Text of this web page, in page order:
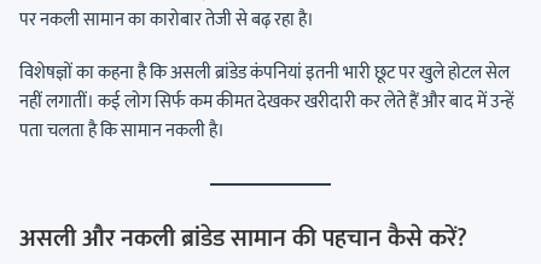
पर नकली सामान का कारोबार तेजी से बढ़ रहा है।
विशेषज्ञों का कहना है कि असली ब्रांडेड कंपनियां इतनी भारी छूट पर खुले होटल सेल
नहीं लगातीं। कई लोग सिर्फ कम कीमत देखकर खरीदारी कर लेते हैं और बाद में उन्हें
पता चलता है कि सामान नकली है।
असली और नकली ब्रांडेड सामान की पहचान कैसे करें?